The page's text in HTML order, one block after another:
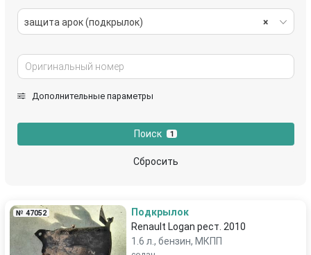
×
защита арок (подкрылок)
Дополнительные параметры
Поиск 1
Сбросить
№ 47052
Подкрылок
Renault Logan рест. 2010
1.6 л., бензин, МКПП